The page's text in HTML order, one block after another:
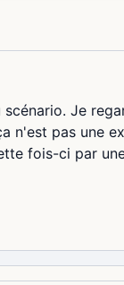
Je
pas une
fois-ci par